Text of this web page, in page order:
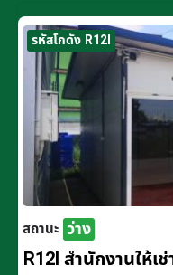
รหัสโกดัง R12I
สถานะ ว่าง
R12I สำนักงานให้เ